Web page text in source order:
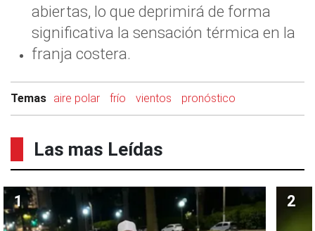
abiertas, lo que deprimirá de forma
significativa la sensación térmica en la
franja costera.
Temas aire polar frío vientos pronóstico
Las mas Leídas